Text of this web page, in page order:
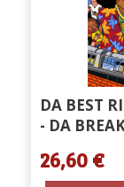
DA BEST
- DA
26,60 €